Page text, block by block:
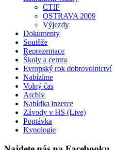
CTIF
OSTRAVA 2009
Výjezdy
Dokumenty
Soutěže
Reprezentace
Školy a centra
Evropský rok dobrovolnictví
Nabízíme
Volný čas
Archiv
Nabídka inzerce
Závody v HS (Live)
Poptávka
Kynologie